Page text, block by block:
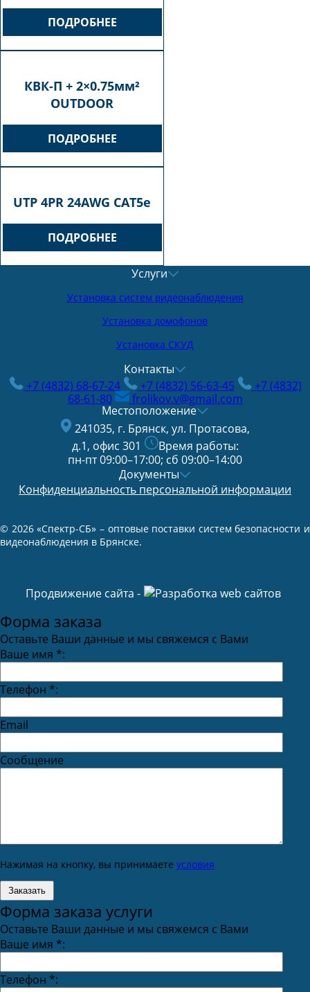
ПОДРОБНЕЕ
КВК-П + 2×0.75мм²
OUTDOOR
ПОДРОБНЕЕ
UTP 4PR 24AWG CAT5e
ПОДРОБНЕЕ
Услуги
Установка систем видеонаблюдения
Установка домофонов
Установка СКУД
Контакты
+7 (4832) 68-67-24
+7 (4832) 56-63-45
+7 (4832)
68-61-80
frolikov.v@gmail.com
Местоположение
241035, г. Брянск, ул. Протасова,
д.1, офис 301
Время работы:
пн-пт 09:00–17:00; сб 09:00–14:00
Документы
Конфиденциальность персональной информации
© 2026 «Спектр-СБ» – оптовые поставки систем безопасности и
видеонаблюдения в Брянске.
Продвижение сайта -
Форма заказа
Оставьте Ваши данные и мы свяжемся с Вами
Ваше имя *:
Телефон *:
Email
Сообщение
Нажимая на кнопку, вы принимаете условия
Форма заказа услуги
Оставьте Ваши данные и мы свяжемся с Вами
Ваше имя *:
Телефон *: